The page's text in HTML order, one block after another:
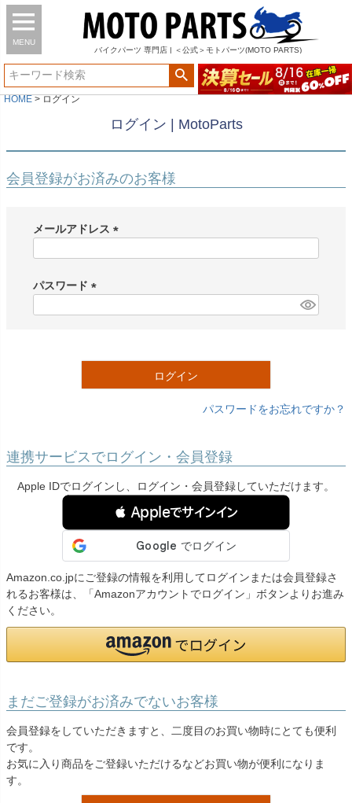
MENU
バイク パーツ 専門店 | ＜公式＞モトパーツ(MOTO PARTS)
HOME ログイン
ログイン | MotoParts
会員登録がお済みのお客様
メールアドレス
)
パスワード
ログイン
パスワードをお忘れですか？
連携サービスでログイン・会員登録
Apple IDでログインし、ログイン・会員登録していただけます。
 Appleでサインイン
Amazon.co.jpにご登録の情報を利用してログインまたは会員登録さ
れるお客様は、「Amazonアカウントでログイン」ボタンよりお進み
ください。
まだご登録がお済みでないお客様
会員登録をしていただきますと、二度目のお買い物時にとても便利
です。
お気に入り商品をご登録いただけるなどお買い物が便利になりま
す。